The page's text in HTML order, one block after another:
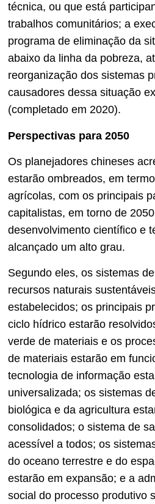
técnica, ou que está
trabalhos comunitários; a
programa de eliminação da
abaixo da linha da pobreza,
reorganização dos sistemas
causadores dessa situação
(completado em 2020).
Perspectivas para 2050
Os planejadores chineses
estarão ombreados, em
agrícolas, com os principais
capitalistas, em torno de
desenvolvimento científico e
alcançado um alto grau.
Segundo eles, os sistemas
recursos naturais
estabelecidos; os principais
ciclo hídrico estarão
verde de materiais e os
de materiais estarão em
tecnologia de informação
universalizada; os sistemas
biológica e da agricultura
consolidados; o sistema de
acessível a todos; os
do oceano terrestre e do
estarão em expansão; e a
social do processo produtivo